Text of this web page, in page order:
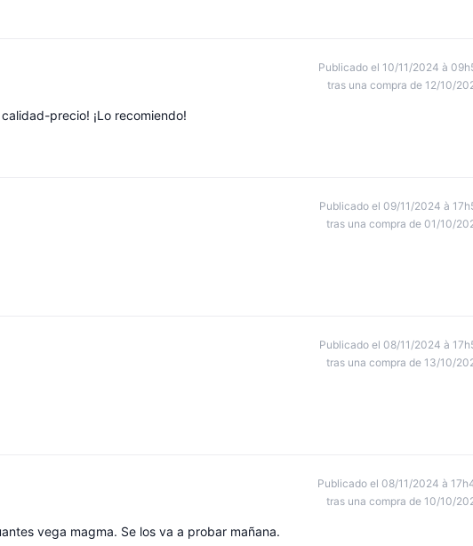
Publicado el 10/11/2024 à
tras una compra de 12/10/
precio! ¡Lo recomiendo!
Publicado el 09/11/2024 à
tras una compra de 01/10/
Publicado el 08/11/2024 à
tras una compra de 13/10/
Publicado el 08/11/2024 à
tras una compra de 10/10/
vega magma. Se los va a probar mañana.